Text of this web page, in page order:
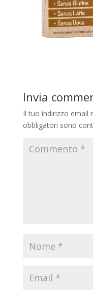
Invia
Il tuo indirizzo email
obbligatori sono